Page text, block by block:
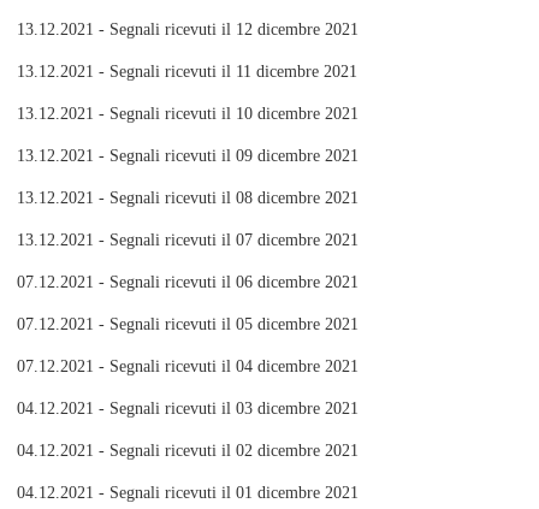
13.12.2021 - Segnali ricevuti il 12 dicembre 2021
13.12.2021 - Segnali ricevuti il 11 dicembre 2021
13.12.2021 - Segnali ricevuti il 10 dicembre 2021
13.12.2021 - Segnali ricevuti il 09 dicembre 2021
13.12.2021 - Segnali ricevuti il 08 dicembre 2021
13.12.2021 - Segnali ricevuti il 07 dicembre 2021
07.12.2021 - Segnali ricevuti il 06 dicembre 2021
07.12.2021 - Segnali ricevuti il 05 dicembre 2021
07.12.2021 - Segnali ricevuti il 04 dicembre 2021
04.12.2021 - Segnali ricevuti il 03 dicembre 2021
04.12.2021 - Segnali ricevuti il 02 dicembre 2021
04.12.2021 - Segnali ricevuti il 01 dicembre 2021